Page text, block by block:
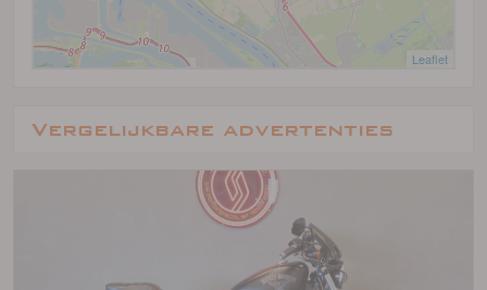
Leaflet
Vergelijkbare advertenties